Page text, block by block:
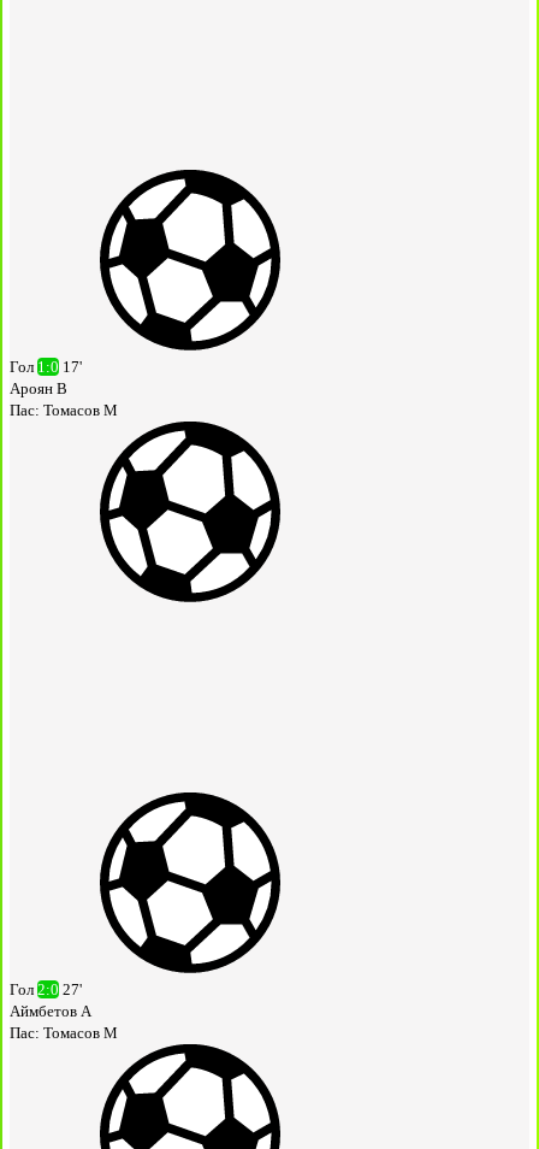
Гол 1:0 17'
Ароян В
Пас: Томасов М
Гол 2:0 27'
Аймбетов А
Пас: Томасов М